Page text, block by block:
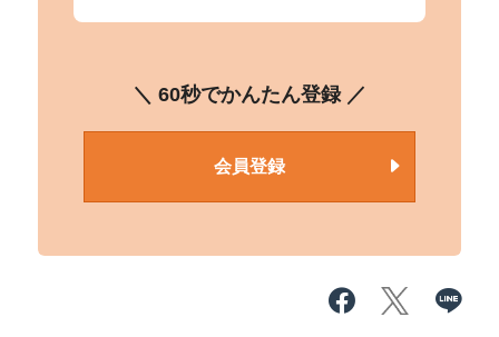
＼ 60秒でかんたん登録 ／
会員登録